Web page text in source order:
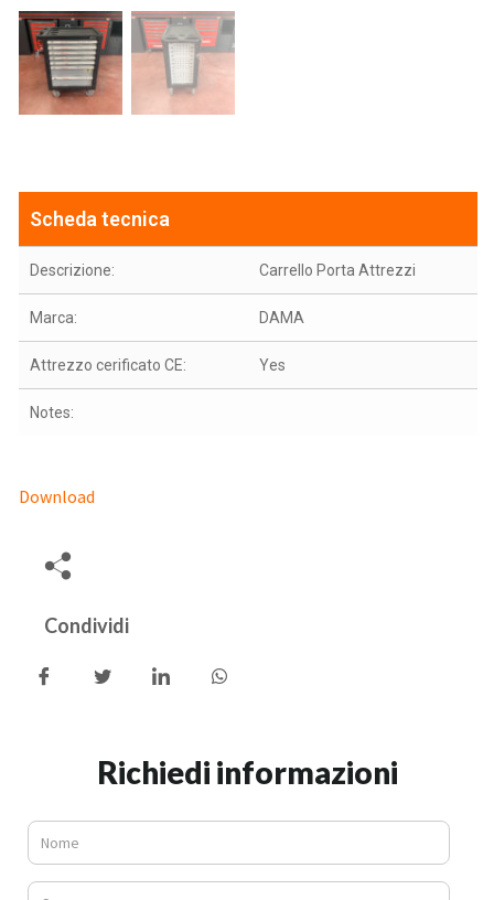
Scheda tecnica
Descrizione: Carrello Porta Attrezzi
Marca: DAMA
Attrezzo cerificato CE: Yes
Notes:
Download
Condividi
Richiedi informazioni